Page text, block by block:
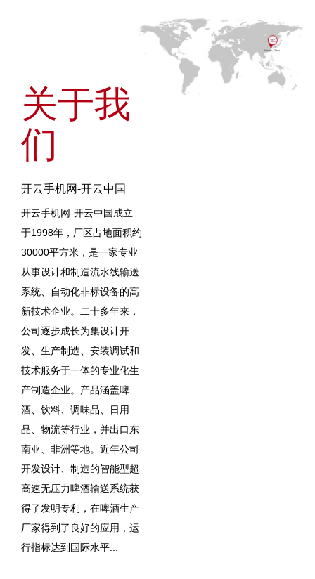
关于我
们
开云手机网-开云中国
开云手机网-开云中国成立
于1998年，厂区占地面积约
30000平方米，是一家专业
从事设计和制造流水线输送
系统、自动化非标设备的高
新技术企业。二十多年来，
公司逐步成长为集设计开
发、生产制造、安装调试和
技术服务于一体的专业化生
产制造企业。产品涵盖啤
酒、饮料、调味品、日用
品、物流等行业，并出口东
南亚、非洲等地。近年公司
开发设计、制造的智能型超
高速无压力啤酒输送系统获
得了发明专利，在啤酒生产
厂家得到了良好的应用，运
行指标达到国际水平...